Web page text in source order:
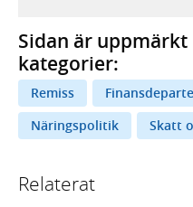
Sidan är
kategorier:
Remiss
Näringspolitik
Skatt
Relaterat